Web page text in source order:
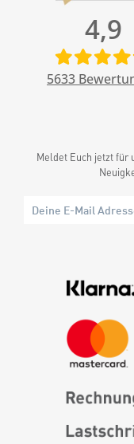
4,9
5633
Meldet Euch jetzt für